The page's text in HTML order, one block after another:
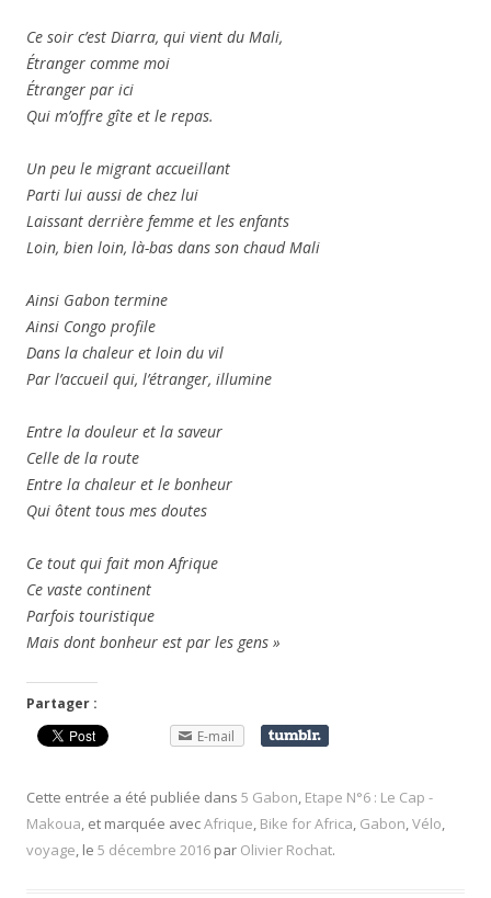
Ce soir c’est Diarra, qui vient du Mali,
Étranger comme moi
Étranger par ici
Qui m’offre gîte et le repas.
Un peu le migrant accueillant
Parti lui aussi de chez lui
Laissant derrière femme et les enfants
Loin, bien loin, là-bas dans son chaud Mali
Ainsi Gabon termine
Ainsi Congo profile
Dans la chaleur et loin du vil
Par l’accueil qui, l’étranger, illumine
Entre la douleur et la saveur
Celle de la route
Entre la chaleur et le bonheur
Qui ôtent tous mes doutes
Ce tout qui fait mon Afrique
Ce vaste continent
Parfois touristique
Mais dont bonheur est par les gens »
Partager :
E-mail
Cette entrée a été publiée dans 5 Gabon, Etape N°6 : Le Cap -
Makoua, et marquée avecAfrique, Bike for Africa, Gabon,Vélo,
voyage, le 5 décembre 2016 par Olivier Rochat.